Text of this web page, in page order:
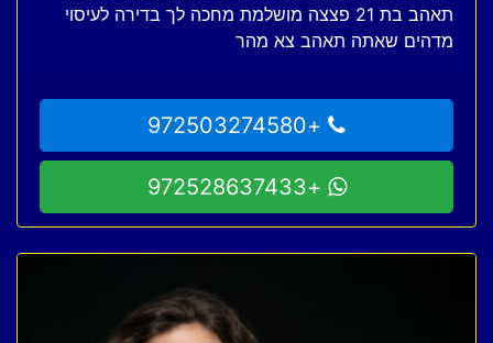
תאהב בת 21 פצצה מושלמת מחכה לך בדירה לעיסוי
מדהים שאתה תאהב צא מהר
+972503274580
+972528637433